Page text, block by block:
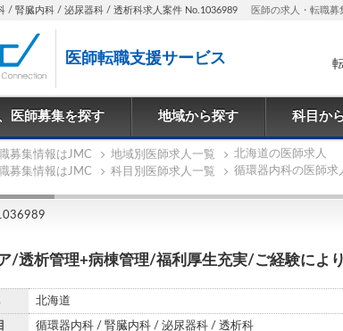
/ 腎臓内科 / 泌尿器科 / 透析科求人案件 No.1036989 医師の求人・転職
医師転職支援サービス
医師募集を探す 地域から探す 科目か
募集情報はJMC 地域別医師求人一覧
北海道の医師求人
募集情報はJMC
科目別医師求人一覧 循環器内科の医師求
/透析管理+病棟管理/福利厚生充実/ご経験によ
北海道
循環器内科 / 腎臓内科 / 泌尿器科 / 透析科